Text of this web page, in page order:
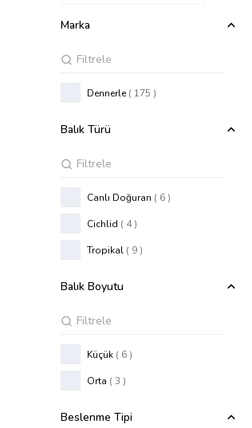
Marka
Dennerle ( 175 )
Balık Türü
Canlı Doğuran ( 6 )
Cichlid ( 4 )
Tropikal ( 9 )
Balık Boyutu
Küçük ( 6 )
Orta ( 3 )
Beslenme Tipi